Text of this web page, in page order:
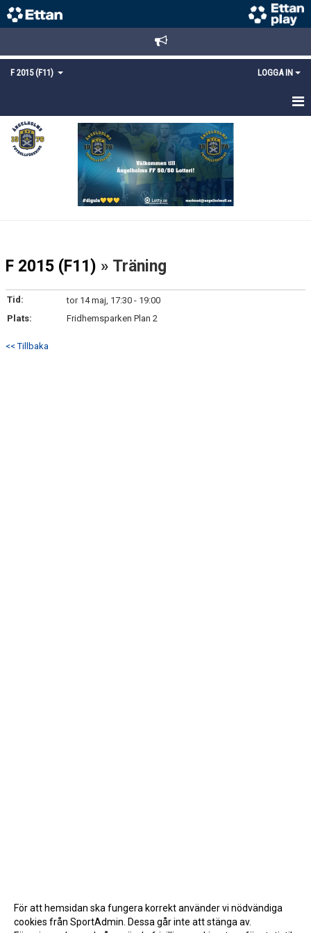
F 2015 (F11) LOGGA IN
HEM
NYHETER
F 2015 (F11) » Träning
Tid:
tor 14 maj, 17:30 - 19:00
Plats:
Fridhemsparken Plan 2
<< Tillbaka
För att hemsidan ska fungera korrekt använder vi nödvändiga
cookies från SportAdmin. Dessa går inte att stänga av.